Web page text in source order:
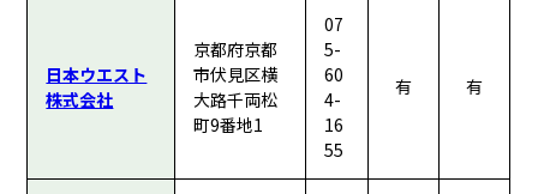
日本ウエスト
株式会社
京都府京都
市伏見区横
大路千両松
町9番地1
07
5-
60
4-
16
55
有 有